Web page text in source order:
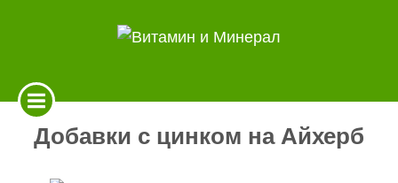
Добавки с цинком на Айхерб